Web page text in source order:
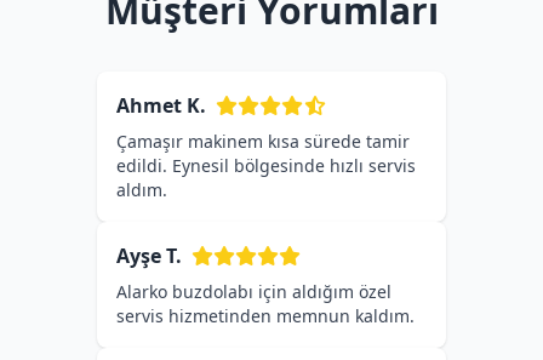
Müşteri Yorumları
Ahmet K.
Çamaşır makinem kısa sürede tamir
edildi. Eynesil bölgesinde hızlı servis
aldım.
Ayşe T.
Alarko buzdolabı için aldığım özel
servis hizmetinden memnun kaldım.